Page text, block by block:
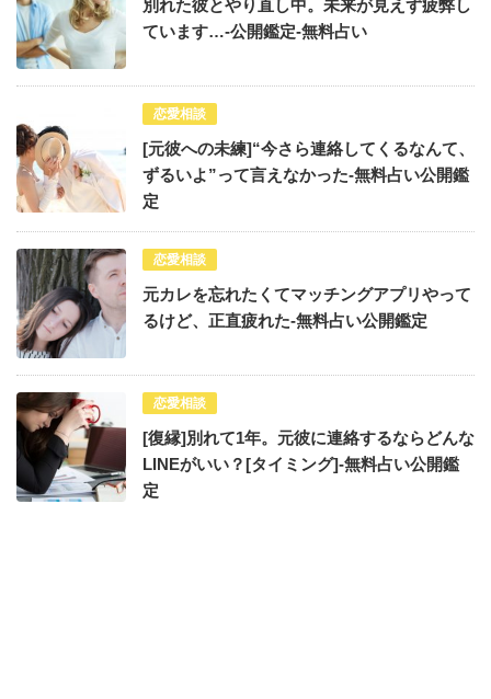
別れた彼とやり直し中。未来が見えず疲弊し
ています…-公開鑑定-無料占い
恋愛相談
[元彼への未練]“今さら連絡してくるなんて、
ずるいよ”って言えなかった-無料占い公開鑑
定
恋愛相談
元カレを忘れたくてマッチングアプリやって
るけど、正直疲れた-無料占い公開鑑定
恋愛相談
[復縁]別れて1年。元彼に連絡するならどんな
LINEがいい？[タイミング]-無料占い公開鑑
定